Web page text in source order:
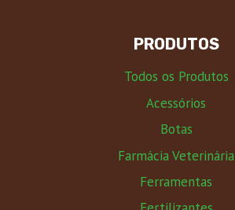
PRODUTOS
Todos os Produtos
Acessórios
Botas
Farmácia Veterinária
Ferramentas